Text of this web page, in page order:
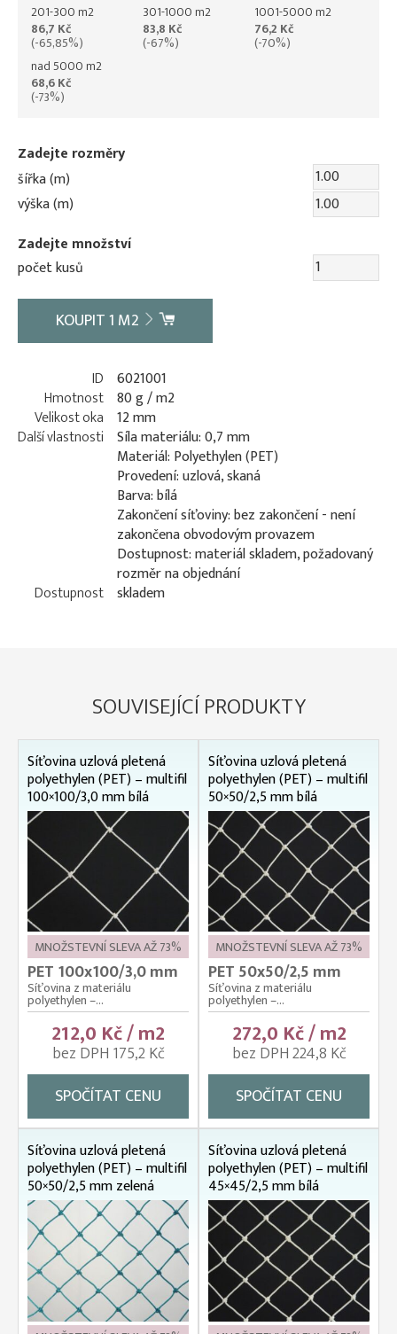
201-300 m2
86,7 Kč
(-65,85%)
301-1000 m2
83,8 Kč
(-67%)
1001-5000 m2
76,2 Kč
(-70%)
nad 5000 m2
68,6 Kč
(-73%)
Zadejte rozměry
šířka (m)
výška (m)
Zadejte množství
počet kusů
KOUPIT1 M2
ID 6021001
Hmotnost 80 g / m2
Velikost oka 12 mm
Další vlastnosti Síla materiálu: 0,7 mm
Materiál: Polyethylen (PET)
Provedení: uzlová, skaná
Barva: bílá
Zakončení síťoviny: bez zakončení - není
zakončena obvodovým provazem
Dostupnost: materiál skladem, požadovaný
rozměr na objednání
Dostupnost skladem
SOUVISEJÍCÍ PRODUKTY
Síťovina uzlová pletená
polyethylen (PET) – multifil
100×100/3,0 mm bílá
MNOŽSTEVNÍ SLEVA AŽ 73%
PET 100x100/3,0 mm
Síťovina z materiálu
polyethylen –...
212,0 Kč / m2
bez DPH 175,2 Kč
SPOČÍTAT CENU
Síťovina uzlová pletená
polyethylen (PET) – multifil
50×50/2,5 mm bílá
MNOŽSTEVNÍ SLEVA AŽ 73%
PET 50x50/2,5 mm
Síťovina z materiálu
polyethylen –...
272,0 Kč / m2
bez DPH 224,8 Kč
SPOČÍTAT CENU
Síťovina uzlová pletená
polyethylen (PET) – multifil
50×50/2,5 mm zelená
Síťovina uzlová pletená
polyethylen (PET) – multifil
45×45/2,5 mm bílá